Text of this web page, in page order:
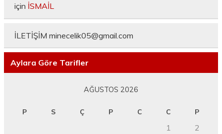
için İSMAİL
İLETİŞİM minecelik05@gmail.com
Aylara Göre Tarifler
AĞUSTOS 2026
P S Ç P C C P
1
2